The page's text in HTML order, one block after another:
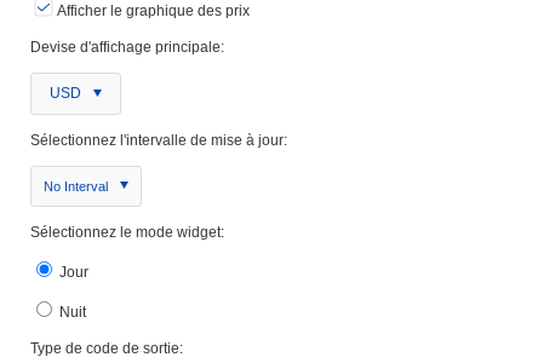
Afficher le graphique des prix
Devise d'affichage principale:
USD
Sélectionnez l'intervalle de mise à jour:
No Interval
Sélectionnez le mode widget:
Jour
Nuit
Type de code de sortie: